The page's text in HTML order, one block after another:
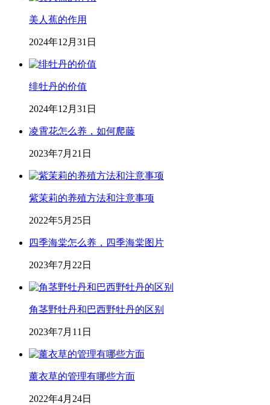
美人蕉的作用
2024年12月31日
绯牡丹的价值
2024年12月31日
凌霄花怎么养，如何爬藤
2023年7月21日
紫茉莉的养殖方法和注意事项
2022年5月25日
四季海棠怎么养，四季海棠图片
2023年7月22日
角茎野牡丹和巴西野牡丹的区别
2023年7月11日
薰衣草的管理有哪些方面
2022年4月24日